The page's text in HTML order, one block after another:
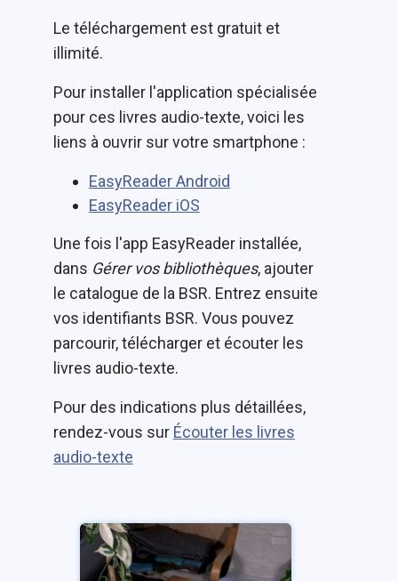
Le téléchargement est gratuit et
illimité.
Pour installer l'application spécialisée
pour ces livres audio-texte, voici les
liens à ouvrir sur votre smartphone :
EasyReader Android
EasyReader iOS
Une fois l'app EasyReader installée,
dans Gérer vos bibliothèques, ajouter
le catalogue de la BSR. Entrez ensuite
vos identifiants BSR. Vous pouvez
parcourir, télécharger et écouter les
livres audio-texte.
Pour des indications plus détaillées,
rendez-vous sur Écouter les livres
audio-texte
Image